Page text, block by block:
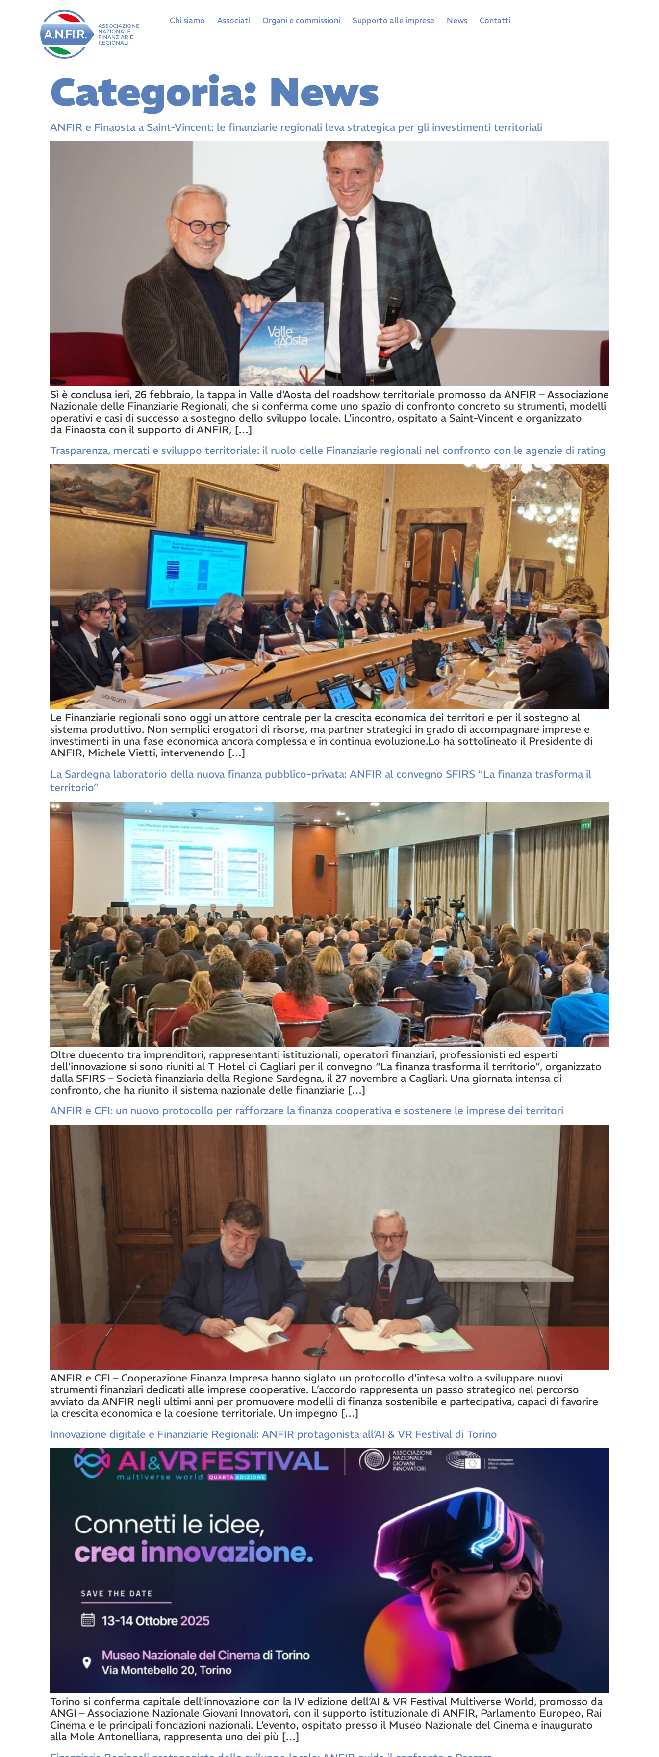
Chi siamo Associati Organi e commissioni Supporto alle imprese News Contatti
Categoria: News
ANFIR e Finaosta a Saint-Vincent: le finanziarie regionali leva strategica per gli investimenti territoriali
Sì è conclusa ieri, 26 febbraio, la tappa in Valle d’Aosta del roadshow territoriale promosso da ANFIR – Associazione
Nazionale delle Finanziarie Regionali, che si conferma come uno spazio di confronto concreto su strumenti, modelli
operativi e casi di successo a sostegno dello sviluppo locale. L’incontro, ospitato a Saint-Vincent e organizzato
da Finaosta con il supporto di ANFIR, […]
Trasparenza, mercati e sviluppo territoriale: il ruolo delle Finanziarie regionali nel confronto con le agenzie di rating
Le Finanziarie regionali sono oggi un attore centrale per la crescita economica dei territori e per il sostegno al
sistema produttivo. Non semplici erogatori di risorse, ma partner strategici in grado di accompagnare imprese e
investimenti in una fase economica ancora complessa e in continua evoluzione.Lo ha sottolineato il Presidente di
ANFIR, Michele Vietti, intervenendo […]
La Sardegna laboratorio della nuova finanza pubblico-privata: ANFIR al convegno SFIRS “La finanza trasforma il
territorio”
Oltre duecento tra imprenditori, rappresentanti istituzionali, operatori finanziari, professionisti ed esperti
dell’innovazione si sono riuniti al T Hotel di Cagliari per il convegno “La finanza trasforma il territorio”, organizzato
dalla SFIRS – Società finanziaria della Regione Sardegna, il 27 novembre a Cagliari. Una giornata intensa di
confronto, che ha riunito il sistema nazionale delle finanziarie […]
ANFIR e CFI: un nuovo protocollo per rafforzare la finanza cooperativa e sostenere le imprese dei territori
ANFIR e CFI – Cooperazione Finanza Impresa hanno siglato un protocollo d’intesa volto a sviluppare nuovi
strumenti finanziari dedicati alle imprese cooperative. L’accordo rappresenta un passo strategico nel percorso
avviato da ANFIR negli ultimi anni per promuovere modelli di finanza sostenibile e partecipativa, capaci di favorire
la crescita economica e la coesione territoriale. Un impegno […]
Innovazione digitale e Finanziarie Regionali: ANFIR protagonista all’AI & VR Festival di Torino
Torino si conferma capitale dell’innovazione con la IV edizione dell’AI & VR Festival Multiverse World, promosso da
ANGI – Associazione Nazionale Giovani Innovatori, con il supporto istituzionale di ANFIR, Parlamento Europeo, Rai
Cinema e le principali fondazioni nazionali. L’evento, ospitato presso il Museo Nazionale del Cinema e inaugurato
alla Mole Antonelliana, rappresenta uno dei più […]